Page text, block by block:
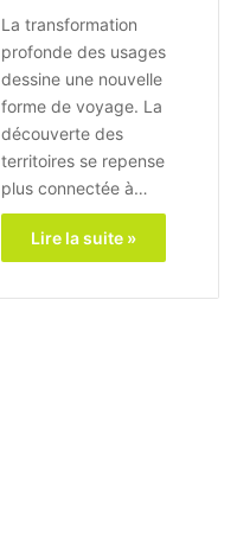
La transformation
profonde des usages
dessine une nouvelle
forme de voyage. La
découverte des
territoires se repense
plus connectée à…
Lire la suite »